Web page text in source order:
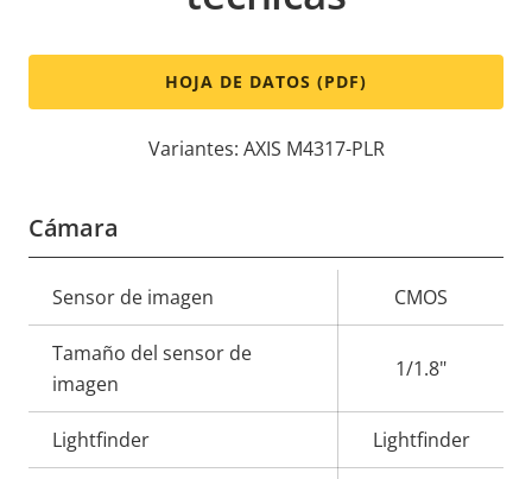
HOJA DE DATOS (PDF)
Variantes: AXIS M4317-PLR
Cámara
Descripción
de
propiedad
la
propiedad
Sensor de imagen CMOS
Tamaño del sensor de
imagen
1/1.8"
Lightfinder Lightfinder